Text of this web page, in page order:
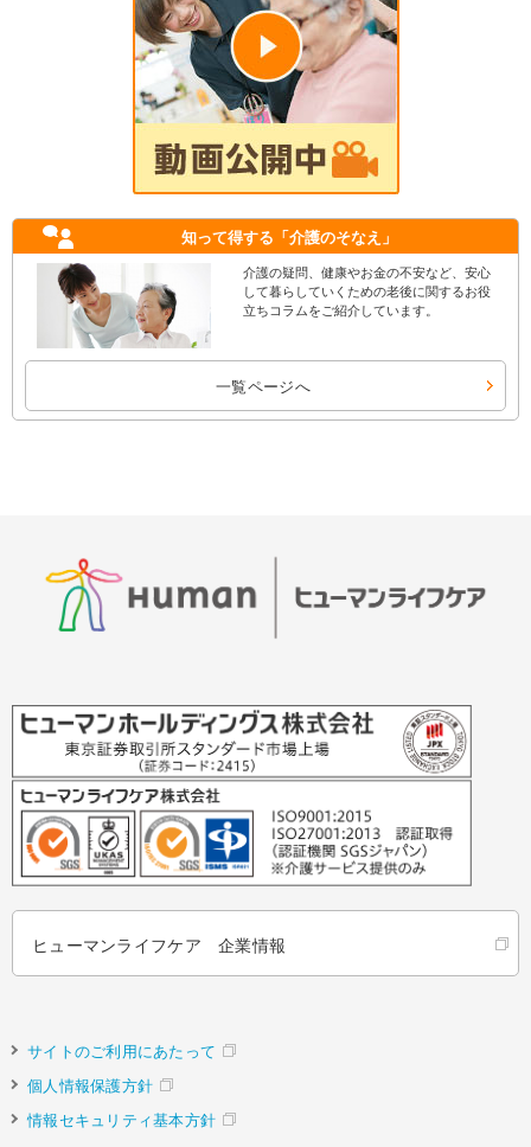
知って得する 「介護のそなえ」
介護の疑問、健康やお金の不安など、安心
して暮らしていくための老後に関するお役
立ちコラムをご紹介しています。
一覧ページへ
ヒューマンライフケア 企業情報
サイトのご利用にあたって
個人情報保護方針
情報セキュリティ基本方針